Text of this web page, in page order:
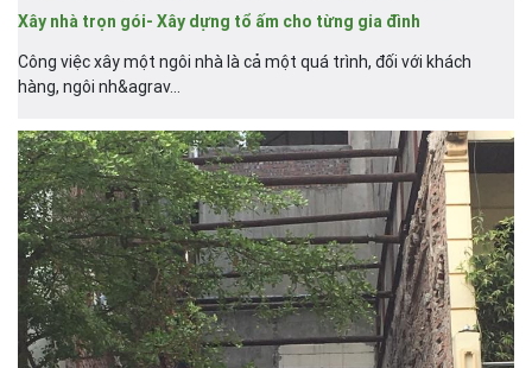
Xây nhà trọn gói- Xây dựng tổ ấm cho từng gia đình
Công việc xây một ngôi nhà là cả một quá trình, đối với khách
hàng, ngôi nh&agrav...